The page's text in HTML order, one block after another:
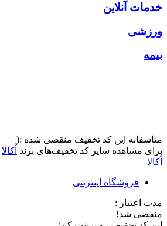
خدمات آنلاین
ورزشی
بیمه
متاسفانه این کد تخفیف منقضی شده :(
برای مشاهده سایر کد تخفیف‌های برند اُکالا
اُکالا
فروشگاه اینترنتی
مدت اعتبار :
منقضی شد!